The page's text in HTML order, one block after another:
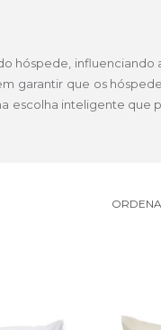
hóspede, influenciando
garantir que os
escolha inteligente que